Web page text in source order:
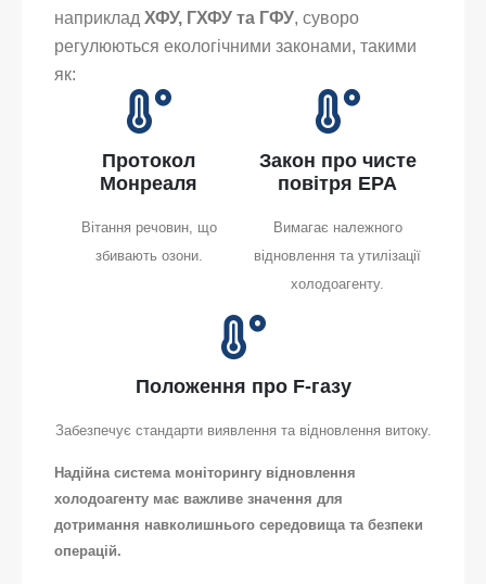
наприклад ХФУ, ГХФУ та ГФУ, суворо
регулюються екологічними законами, такими
як:
Протокол
Монреаля
Вітання речовин, що
збивають озони.
Закон про чисте
повітря EPA
Вимагає належного
відновлення та утилізації
холодоагенту.
Положення про F-газу
Забезпечує стандарти виявлення та відновлення витоку.
Надійна система моніторингу відновлення
холодоагенту має важливе значення для
дотримання навколишнього середовища та безпеки
операцій.